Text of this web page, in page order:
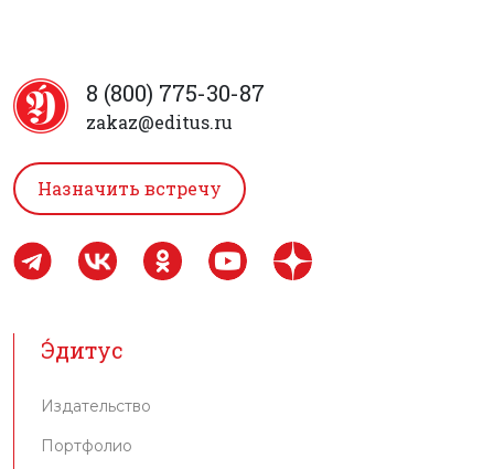
8 (800) 775-30-87
zakaz@editus.ru
Назначить встречу
Э́дитус
Издательство
Портфолио